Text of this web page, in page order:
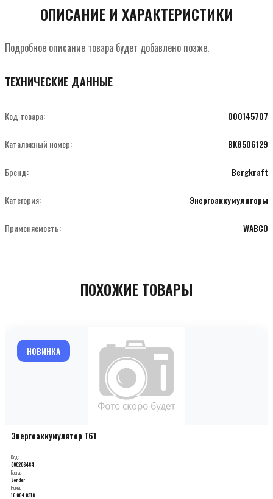
ОПИСАНИЕ И ХАРАКТЕРИСТИКИ
Подробное описание товара будет добавлено позже.
ТЕХНИЧЕСКИЕ ДАННЫЕ
Код товара: 000145707
Каталожный номер: BK8506129
Бренд: Bergkraft
Категория: Энергоаккумуляторы
Применяемость: WABCO
ПОХОЖИЕ ТОВАРЫ
НОВИНКА
Энергоаккумулятор T61
Код:
000206464
Бренд:
Sonder
Номер:
16.004.0318